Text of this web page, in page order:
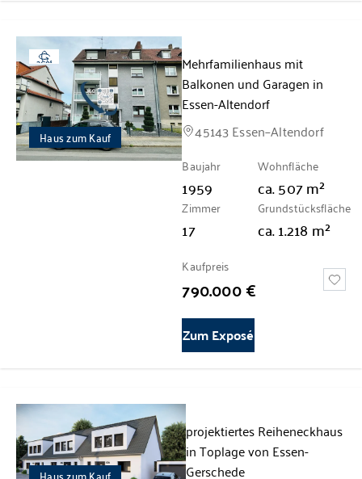
360°
Haus zum Kauf
Mehrfamilienhaus mit
Balkonen und Garagen in
Essen-Altendorf
45143 Essen–Altendorf
Baujahr
1959
Wohnfläche
ca.507m²
Zimmer
17
Grundstücksfläche
ca.1.218 m²
Kaufpreis
790.000 €
Zum Exposé
projektiertes Reiheneckhaus
in Toplage von Essen-
Gerschede